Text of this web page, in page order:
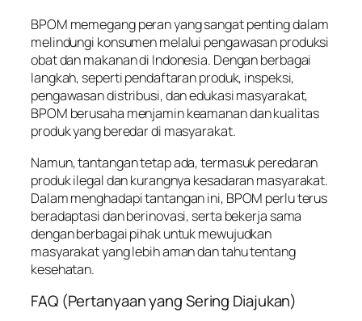
BPOM memegang peran yang sangat penting dalam
melindungi konsumen melalui pengawasan produksi
obat dan makanan di Indonesia. Dengan berbagai
langkah, seperti pendaftaran produk, inspeksi,
pengawasan distribusi, dan edukasi masyarakat,
BPOM berusaha menjamin keamanan dan kualitas
produk yang beredar di masyarakat.
Namun, tantangan tetap ada, termasuk peredaran
produk ilegal dan kurangnya kesadaran masyarakat.
Dalam menghadapi tantangan ini, BPOM perlu terus
beradaptasi dan berinovasi, serta bekerja sama
dengan berbagai pihak untuk mewujudkan
masyarakat yang lebih aman dan tahu tentang
kesehatan.
FAQ (Pertanyaan yang Sering Diajukan)